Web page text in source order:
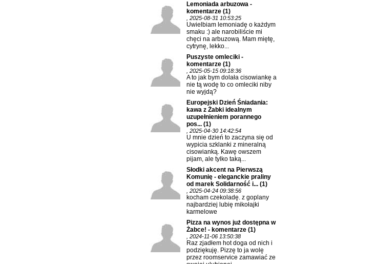
Lemoniada arbuzowa -
komentarze (1)
, 2025-08-31 10:53:25
Uwielbiam lemoniadę o każdym
smaku :) ale narobiliście mi
chęci na arbuzową. Mam miętę,
cytrynę, lekko...
Puszyste omleciki -
komentarze (1)
, 2025-05-15 09:18:36
A to jak bym dolała cisowiankę a
nie tą wodę to co omleciki niby
nie wyjdą?
Europejski Dzień Śniadania:
kawa z Żabki idealnym
uzupełnieniem porannego
pos... (1)
, 2025-04-30 14:42:54
U mnie dzień to zaczyna się od
wypicia szklanki z mineralną
cisowianką. Kawę owszem
pijam, ale tylko taką...
Słodki akcent na Pierwszą
Komunię - eleganckie praliny
od marek Solidarność i... (1)
, 2025-04-24 09:38:56
kocham czekoladę. z goplany
najbardziej lubię mikołajki
karmelowe
Pizza na wynos już dostępna w
Żabce! - komentarze (1)
, 2024-11-06 13:50:38
Raz zjadłem hot doga od nich i
podziękuję. Pizzę to ja wolę
przez roomservice zamawiać ze